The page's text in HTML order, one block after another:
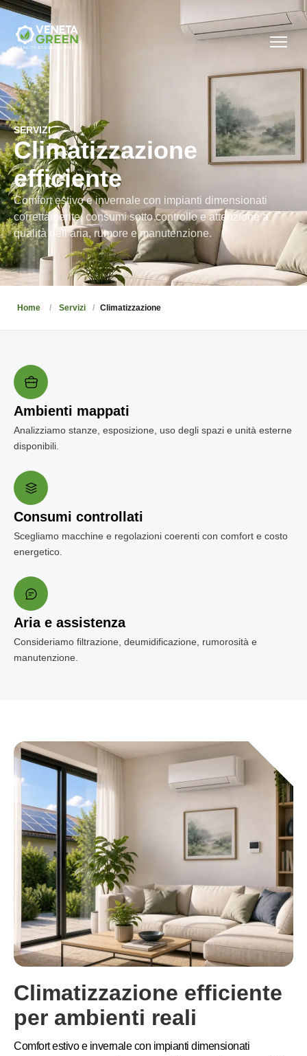
SERVIZI
Climatizzazione
efficiente
Comfort estivo e invernale con impianti dimensionati
correttamente, consumi sotto controllo e attenzione a
qualità dell’aria, rumore e manutenzione.
Home Servizi Climatizzazione
Ambienti mappati
Analizziamo stanze, esposizione, uso degli spazi e unità esterne
disponibili.
Consumi controllati
Scegliamo macchine e regolazioni coerenti con comfort e costo
energetico.
Aria e assistenza
Consideriamo filtrazione, deumidificazione, rumorosità e
manutenzione.
Climatizzazione efficiente
per ambienti reali
Comfort estivo e invernale con impianti dimensionati